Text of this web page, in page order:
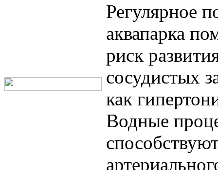
Регулярное
аквапарка
риск
сосудистых
как
Водные